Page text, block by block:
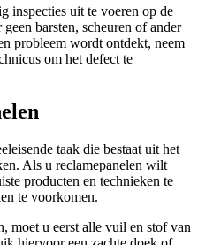
inspecties uit te voeren op de
barsten, scheuren of ander
probleem wordt ontdekt, neem
om het defect te
taak die bestaat uit het
Als u reclamepanelen wilt
producten en technieken te
te voorkomen.
moet u eerst alle vuil en stof van